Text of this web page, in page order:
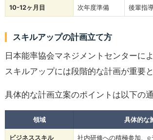
10-12ヶ月目 次年度準備 後輩指
スキルアップの計画立て方
日本能率協会マネジメントセンターに
スキルアップには段階的な計画が重要
具体的な計画立案のポイントは以下の
領域 具体的な
ビジネススキル 社内研修への積極参加、e